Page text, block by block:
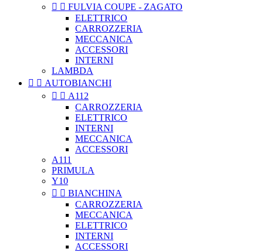
  FULVIA COUPE - ZAGATO
ELETTRICO
CARROZZERIA
MECCANICA
ACCESSORI
INTERNI
LAMBDA
  AUTOBIANCHI
  A112
CARROZZERIA
ELETTRICO
INTERNI
MECCANICA
ACCESSORI
A111
PRIMULA
Y10
  BIANCHINA
CARROZZERIA
MECCANICA
ELETTRICO
INTERNI
ACCESSORI